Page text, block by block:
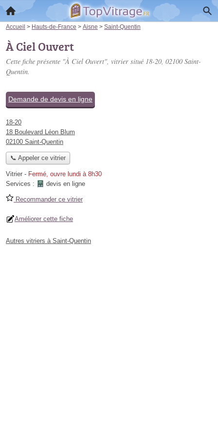
Accueil > Hauts-de-France > Aisne > Saint-Quentin
À Ciel Ouvert
Cette fiche présente "À Ciel Ouvert", vitrier situé 18-20, 02100 Saint-
Quentin.
Demande de devis en ligne
18-20
18 Boulevard Léon Blum
02100 Saint-Quentin
📞 Appeler ce vitrier
Vitrier - Fermé, ouvre lundi à 8h30
Services :
devis en ligne
Recommander ce vitrier
Améliorer cette fiche
Autres vitriers à Saint-Quentin